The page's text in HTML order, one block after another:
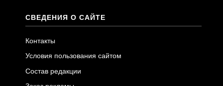
СВЕДЕНИЯ О САЙТЕ
Контакты
Условия пользования сайтом
Состав редакции